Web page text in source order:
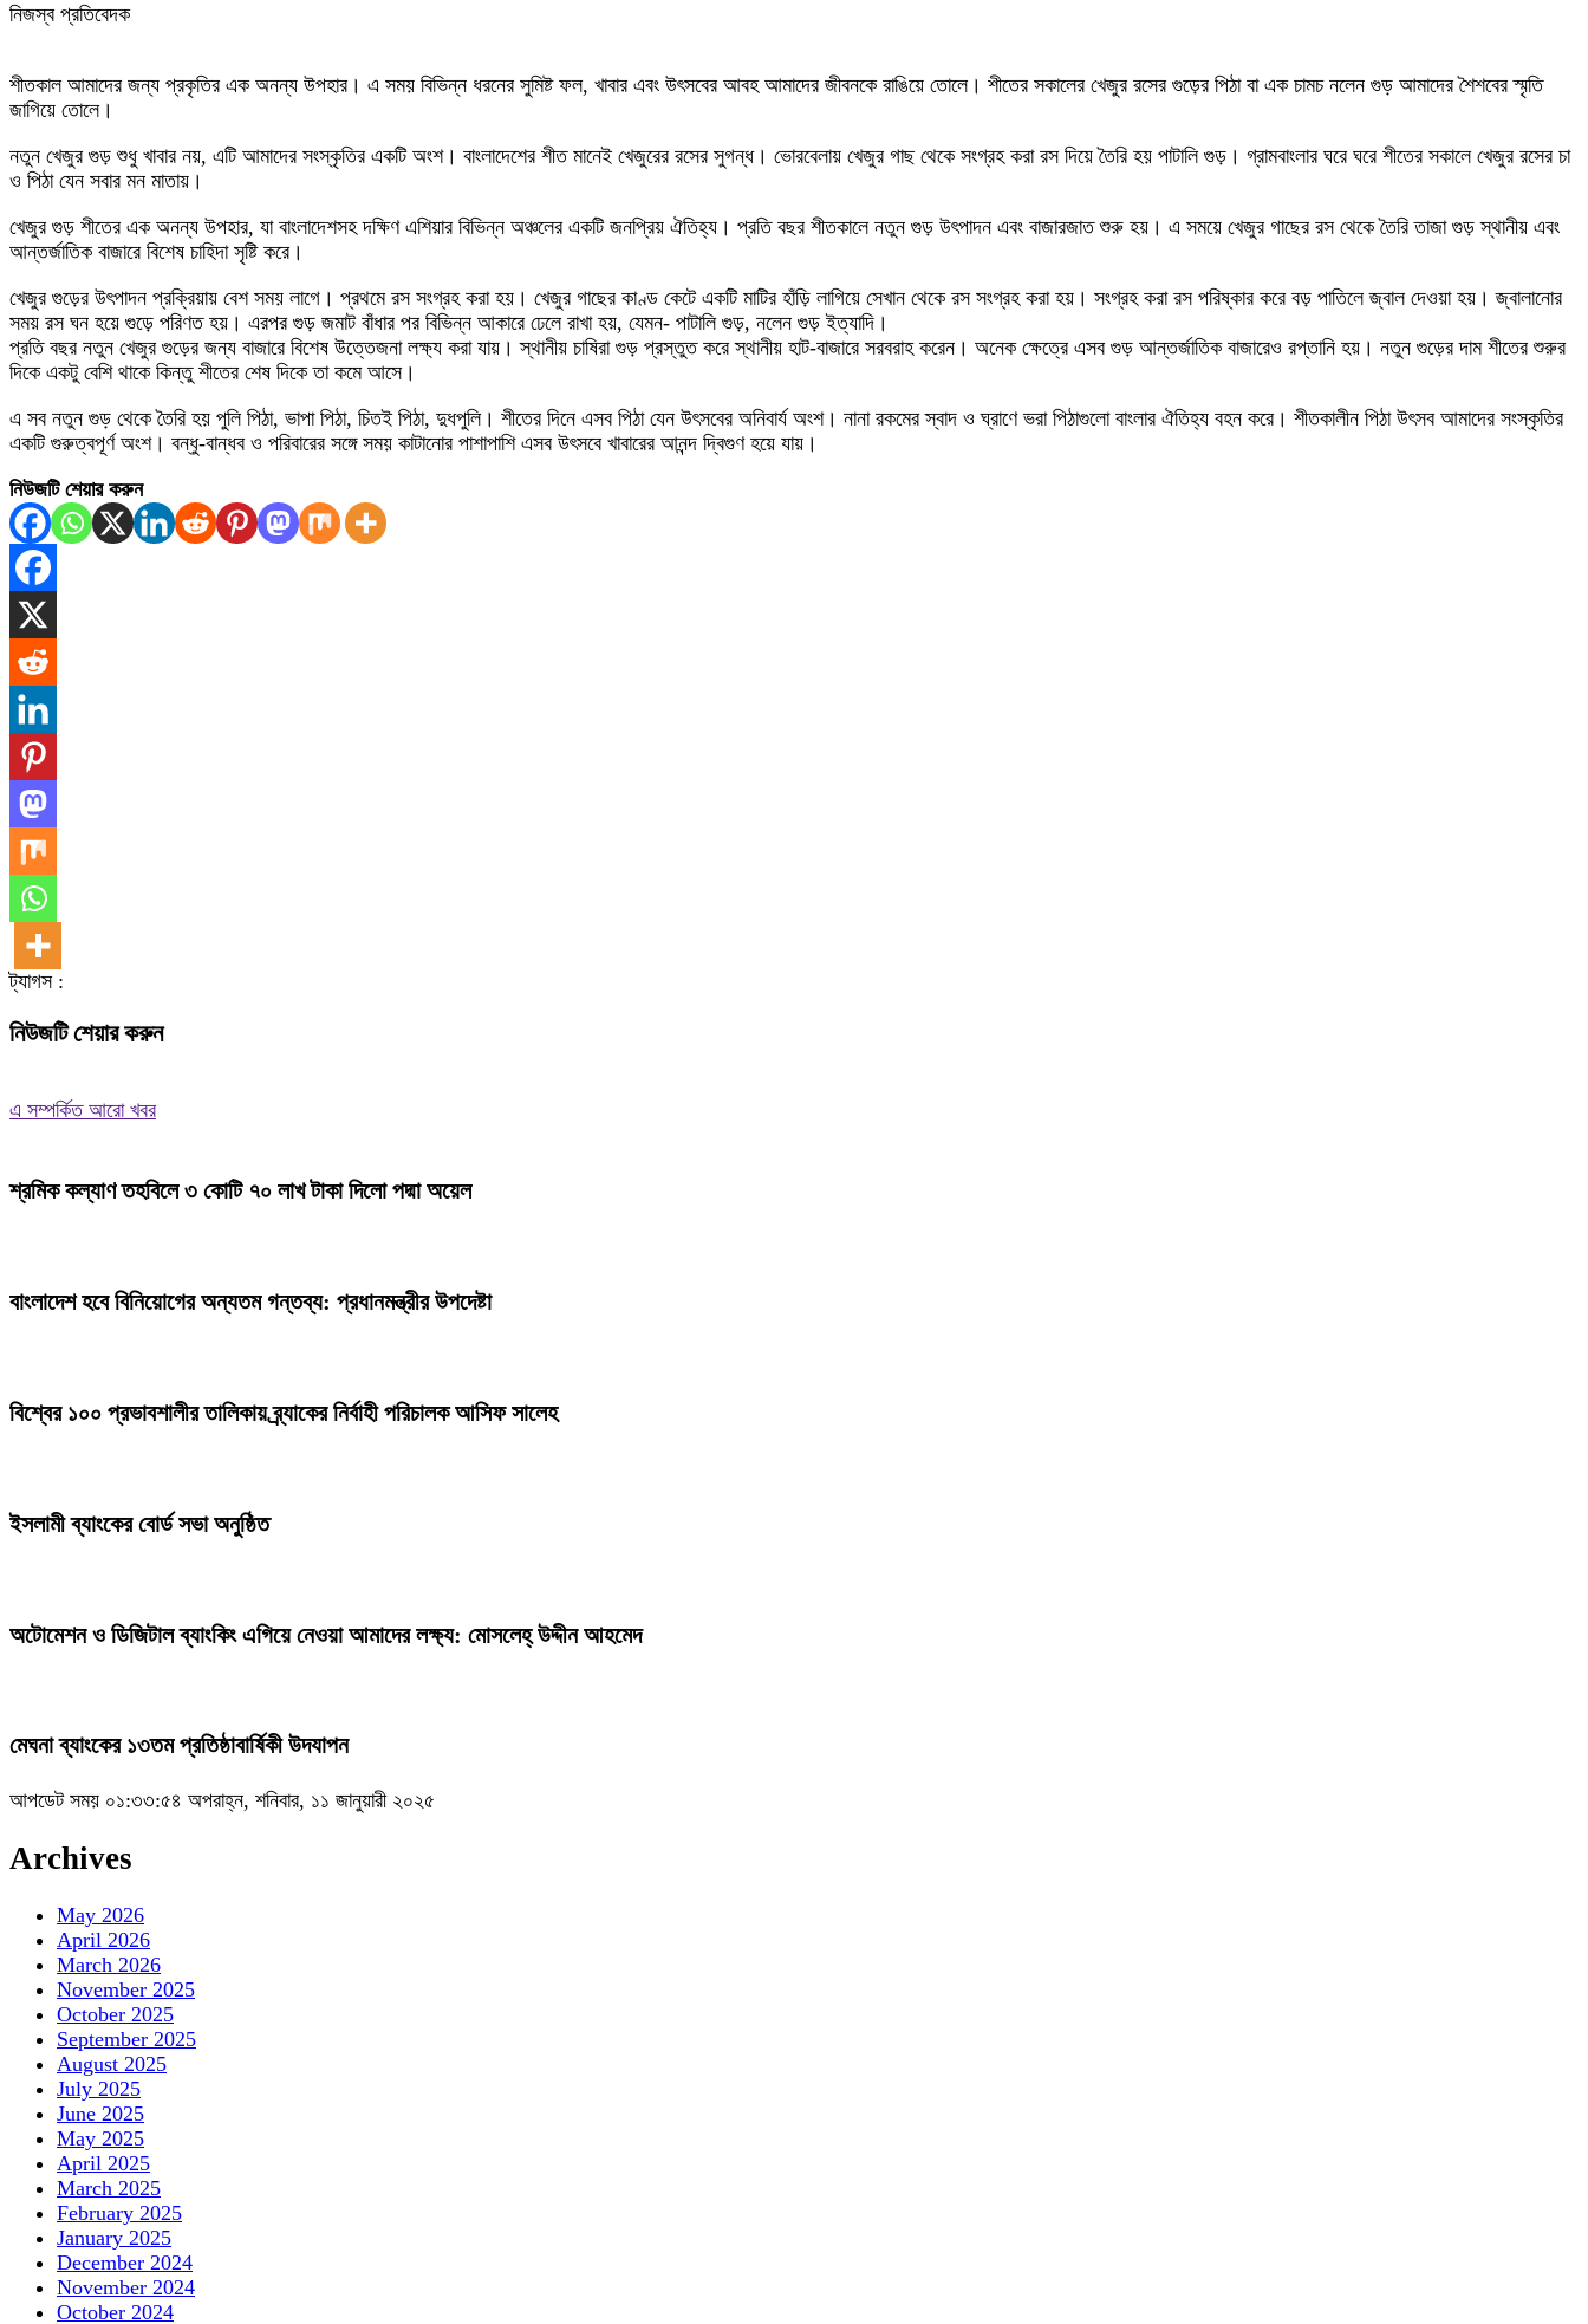
নিজস্ব প্রতিবেদক
শীতকাল আমাদের জন্য প্রকৃতির এক অনন্য উপহার। এ সময় বিভিন্ন ধরনের সুমিষ্ট ফল, খাবার এবং উৎসবের আবহ আমাদের জীবনকে রাঙিয়ে তোলে। শীতের সকালের খেজুর রসের গুড়ের পিঠা বা এক চামচ নলেন গুড় আমাদের শৈশবের স্মৃতি
জাগিয়ে তোলে।
নতুন খেজুর গুড় শুধু খাবার নয়, এটি আমাদের সংস্কৃতির একটি অংশ। বাংলাদেশের শীত মানেই খেজুরের রসের সুগন্ধ। ভোরবেলায় খেজুর গাছ থেকে সংগ্রহ করা রস দিয়ে তৈরি হয় পাটালি গুড়। গ্রামবাংলার ঘরে ঘরে শীতের সকালে খেজুর রসের চা
ও পিঠা যেন সবার মন মাতায়।
খেজুর গুড় শীতের এক অনন্য উপহার, যা বাংলাদেশসহ দক্ষিণ এশিয়ার বিভিন্ন অঞ্চলের একটি জনপ্রিয় ঐতিহ্য। প্রতি বছর শীতকালে নতুন গুড় উৎপাদন এবং বাজারজাত শুরু হয়। এ সময়ে খেজুর গাছের রস থেকে তৈরি তাজা গুড় স্থানীয় এবং
আন্তর্জাতিক বাজারে বিশেষ চাহিদা সৃষ্টি করে।
খেজুর গুড়ের উৎপাদন প্রক্রিয়ায় বেশ সময় লাগে। প্রথমে রস সংগ্রহ করা হয়। খেজুর গাছের কাণ্ড কেটে একটি মাটির হাঁড়ি লাগিয়ে সেখান থেকে রস সংগ্রহ করা হয়। সংগ্রহ করা রস পরিষ্কার করে বড় পাতিলে জ্বাল দেওয়া হয়। জ্বালানোর
সময় রস ঘন হয়ে গুড়ে পরিণত হয়। এরপর গুড় জমাট বাঁধার পর বিভিন্ন আকারে ঢেলে রাখা হয়, যেমন- পাটালি গুড়, নলেন গুড় ইত্যাদি।
প্রতি বছর নতুন খেজুর গুড়ের জন্য বাজারে বিশেষ উত্তেজনা লক্ষ্য করা যায়। স্থানীয় চাষিরা গুড় প্রস্তুত করে স্থানীয় হাট-বাজারে সরবরাহ করেন। অনেক ক্ষেত্রে এসব গুড় আন্তর্জাতিক বাজারেও রপ্তানি হয়। নতুন গুড়ের দাম শীতের শুরুর
দিকে একটু বেশি থাকে কিন্তু শীতের শেষ দিকে তা কমে আসে।
এ সব নতুন গুড় থেকে তৈরি হয় পুলি পিঠা, ভাপা পিঠা, চিতই পিঠা, দুধপুলি। শীতের দিনে এসব পিঠা যেন উৎসবের অনিবার্য অংশ। নানা রকমের স্বাদ ও ঘ্রাণে ভরা পিঠাগুলো বাংলার ঐতিহ্য বহন করে। শীতকালীন পিঠা উৎসব আমাদের সংস্কৃতির
একটি গুরুত্বপূর্ণ অংশ। বন্ধু-বান্ধব ও পরিবারের সঙ্গে সময় কাটানোর পাশাপাশি এসব উৎসবে খাবারের আনন্দ দ্বিগুণ হয়ে যায়।
নিউজটি শেয়ার করুন
ট্যাগস :
নিউজটি শেয়ার করুন
এ সম্পর্কিত আরো খবর
শ্রমিক কল্যাণ তহবিলে ৩ কোটি ৭০ লাখ টাকা দিলো পদ্মা অয়েল
বাংলাদেশ হবে বিনিয়োগের অন্যতম গন্তব্য: প্রধানমন্ত্রীর উপদেষ্টা
বিশ্বের ১০০ প্রভাবশালীর তালিকায় ব্র্যাকের নির্বাহী পরিচালক আসিফ সালেহ
ইসলামী ব্যাংকের বোর্ড সভা অনুষ্ঠিত
অটোমেশন ও ডিজিটাল ব্যাংকিং এগিয়ে নেওয়া আমাদের লক্ষ্য: মোসলেহ্‌ উদ্দীন আহমেদ
মেঘনা ব্যাংকের ১৩তম প্রতিষ্ঠাবার্ষিকী উদযাপন
আপডেট সময় ০১:৩৩:৫৪ অপরাহ্ন, শনিবার, ১১ জানুয়ারী ২০২৫
Archives
May 2026
April 2026
March 2026
November 2025
October 2025
September 2025
August 2025
July 2025
June 2025
May 2025
April 2025
March 2025
February 2025
January 2025
December 2024
November 2024
October 2024